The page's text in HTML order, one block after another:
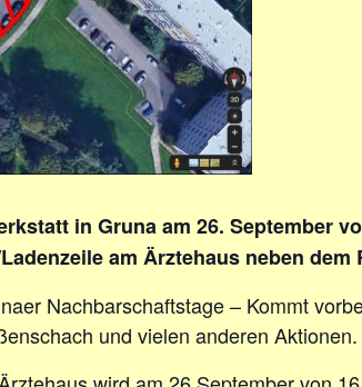
in Gruna am 26. September
am Ärztehaus neben dem
Nachbarschaftstage – Kommt
und vielen anderen Aktionen.